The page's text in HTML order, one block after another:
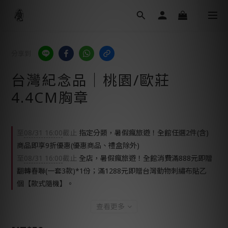
台灣紀念品│桃園/歐莊
4.4CM胸章
08/31 16:00截止 指定分類，暑假瘋旅遊！全館任選2件(含)
商品即享9折優惠(優惠商品、禮盒除外)
08/31 16:00截止 全店，暑假瘋旅遊！全館消費滿888元即贈
翻轉春聯(一套3款)*1份；滿1288元即贈台灣動物刺繡布貼乙
個【款式隨機】。
查看更多